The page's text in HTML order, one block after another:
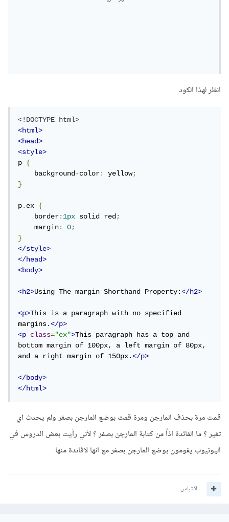
    margin: 100px 150px 100px 80px;
}
انظر لهذا الكود
<!DOCTYPE html>
<html>
<head>
<style>
p {
    background
-color: yellow;
}
p.ex {
    border
:1px solid red;
    margin
: 0;
}
</style>
</head>
<body>
<h2>Using The margin Shorthand Property:</h2>
<p>This is a paragraph with no specified
margins.</p>
<p
class="ex">This paragraph has a top and
bottom margin of 100px, a left margin of 80px,
and a right margin of 150px.</p>
</body>
</html>
قمت مرة بحذف المارجن ومرة قمت بوضع المارجن بصفر ولم يحدث اي
تغير ؟ ما الفائدة اذاً من كتابة المارجن بصفر ؟ لأني رأيت بعض الدروس في
اليوتيوب يقومون بوضع المارجن بصفر مع انها لافائدة منها
اقتباس